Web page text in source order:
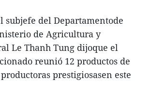
subjefe del Departamentode
de Agricultura y
Le Thanh Tung dijoque el
reunió 12 productos de
prestigiosasen este